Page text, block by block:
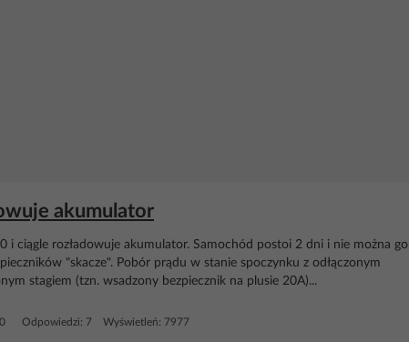
akumulator
i ciągle rozładowuje akumulator. Samochód postoi 2 dni i nie można go
"skacze". Pobór prądu w stanie spoczynku z odłączonym
stagiem (tzn. wsadzony bezpiecznik na plusie 20A)...
Odpowiedzi: 7 Wyświetleń: 7977